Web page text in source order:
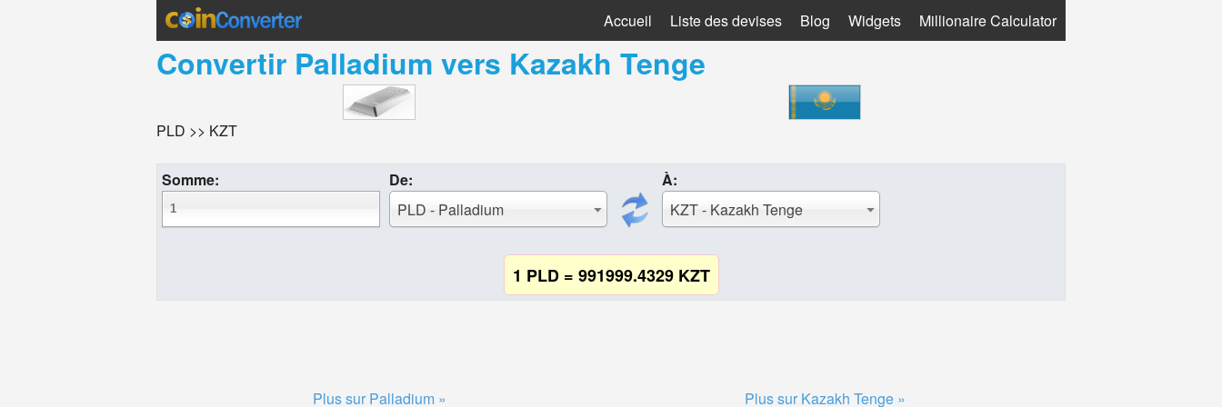
Accueil Liste des devises Blog Widgets Millionaire Calculator
Convertir Palladium vers Kazakh Tenge
PLD >> KZT
Somme:
De:
PLD - Palladium
À:
KZT - Kazakh Tenge
1 PLD = 991999.4329 KZT
Plus sur Palladium » Plus sur Kazakh Tenge »